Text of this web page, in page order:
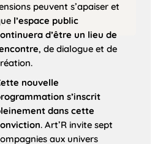
peuvent s’apaiser et
l’espace public
d’être un lieu de
, de dialogue et de
nouvelle
s’inscrit
dans cette
. Art’R invite sept
aux univers